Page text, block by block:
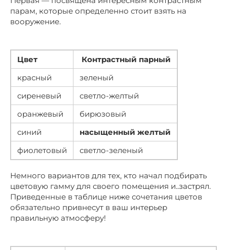
парам, которые определенно стоит взять на
вооружение.
Цвет
Контрастный парный
красный
зеленый
сиреневый
светло-желтый
оранжевый
бирюзовый
синий
насыщенный желтый
фиолетовый
светло-зеленый
Немного вариантов для тех, кто начал подбирать
цветовую гамму для своего помещения и..застрял.
Приведенные в таблице ниже сочетания цветов
обязательно привнесут в ваш интерьер
правильную атмосферу!